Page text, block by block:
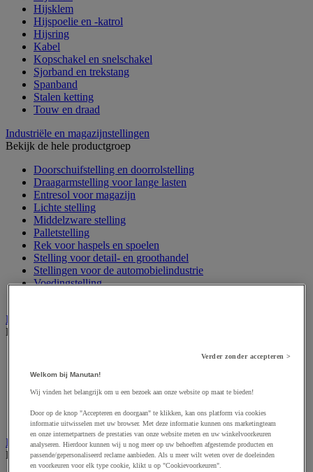
Hijsklem
Hijspoelie en -katrol
Hijsring
Kabel
Kopschakel en snelschakel
Sjorband en trekstang
Spanband
Stalen ketting
Touw en draad
Industriële en magazijnstellingen
Bekijk de hele productgroep
Doorschuifstelling en doorrolstelling
Draagarmstelling voor lange lasten
Entresol voor magazijn
Lichte stelling
Middelzware stelling
Palletstelling
Rek voor haspels en spoelen
Stelling voor detail- en groothandel
Stellingen voor de automobielindustrie
Voedingstelling
Industriële mat, tegel en rooster
Bekijk de hele productgroep
Hygiënische mat en mat voor de voedselverwerkende
industrie
Industriële roosters
Industriele ventilator en afzuigkap
Bekijk de hele productgroep
Verder zonder accepteren >
Welkom bij Manutan!
Wij vinden het belangrijk om u een bezoek aan onze website op maat te bieden!
Door op de knop "Accepteren en doorgaan" te klikken, kan ons platform via cookies
informatie uitwisselen met uw browser. Met deze informatie kunnen ons marketingteam
en onze internetpartners de prestaties van onze website meten en uw winkelvoorkeuren
analyseren. Hierdoor kunnen wij u nog meer op uw behoeften afgestemde producten en
passende/gepersonaliseerd reclame aanbieden. Als u meer wilt weten over de doeleinden
en voorkeuren voor elk type cookie, klikt u op "Cookievoorkeuren".